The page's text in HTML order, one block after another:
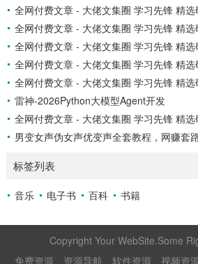
全网付费文章 - 大佬文集圈 学习先锋 精
全网付费文章 - 大佬文集圈 学习先锋 精
全网付费文章 - 大佬文集圈 学习先锋 精
全网付费文章 - 大佬文集圈 学习先锋 精
全网付费文章 - 大佬文集圈 学习先锋 精
雷神-2026Python大模型Agent开发
全网付费文章 - 大佬文集圈 学习先锋 精
男变女声伪女声优变声全套教程，网赚套
标签列表
音乐 电子书 百科 书籍
Copyright Your WebSite.Some
免费资源
资源导航 软件资源 视频资